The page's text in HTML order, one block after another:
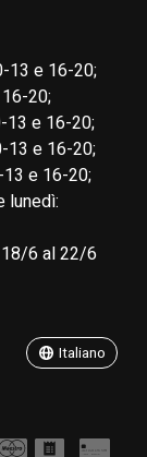
13 e 16-20;
20;
13 e 16-20;
13 e 16-20;
e 16-20;
lunedì:
6 al 22/6
Italiano